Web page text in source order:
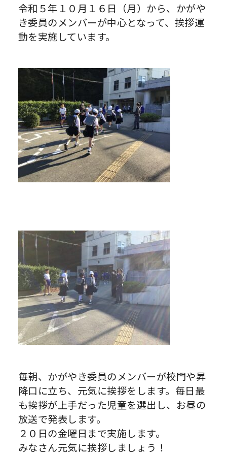
令和５年１０月１６日（月）から、かがや
き委員のメンバーが中心となって、挨拶運
動を実施しています。
毎朝、かがやき委員のメンバーが校門や昇
降口に立ち、元気に挨拶をします。毎日最
も挨拶が上手だった児童を選出し、お昼の
放送で発表します。
２０日の金曜日まで実施します。
みなさん元気に挨拶しましょう！